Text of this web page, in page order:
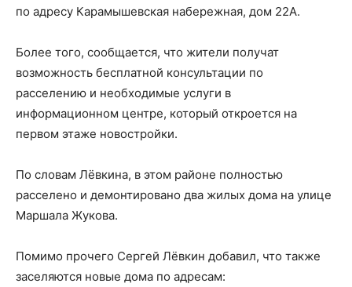
по адресу Карамышевская набережная, дом 22А.
Более того, сообщается, что жители получат
возможность бесплатной консультации по
расселению и необходимые услуги в
информационном центре, который откроется на
первом этаже новостройки.
По словам Лёвкина, в этом районе полностью
расселено и демонтировано два жилых дома на улице
Маршала Жукова.
Помимо прочего Сергей Лёвкин добавил, что также
заселяются новые дома по адресам: